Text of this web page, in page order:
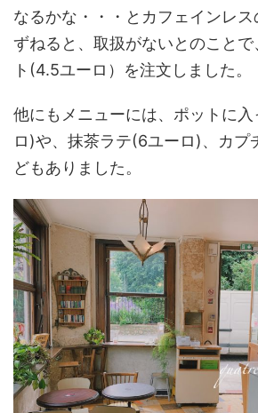
なるかな・・・とカフェインレ
ずねると、取扱がないとのことで
ト(4.5ユーロ）を注文しました。
他にもメニューには、ポットに
ロ)や、抹茶ラテ(6ユーロ)、カプ
どもありました。